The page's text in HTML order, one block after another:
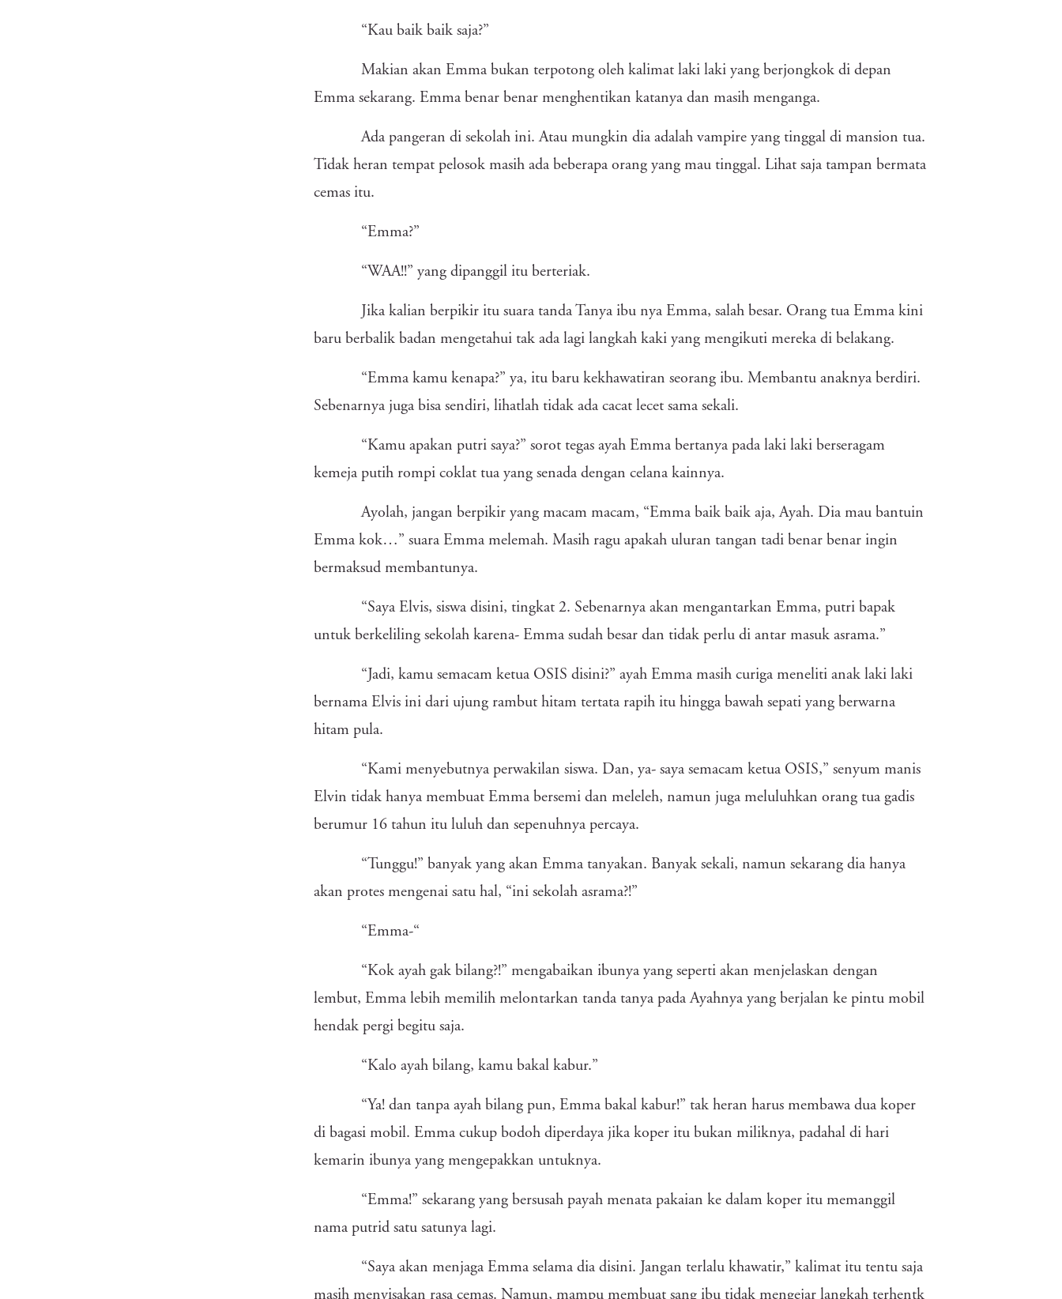
“Kau baik baik saja?”
Makian akan Emma bukan terpotong oleh kalimat laki laki yang berjongkok di depan
Emma sekarang. Emma benar benar menghentikan katanya dan masih menganga.
Ada pangeran di sekolah ini. Atau mungkin dia adalah vampire yang tinggal di mansion tua.
Tidak heran tempat pelosok masih ada beberapa orang yang mau tinggal. Lihat saja tampan bermata
cemas itu.
“Emma?”
“WAA!!” yang dipanggil itu berteriak.
Jika kalian berpikir itu suara tanda Tanya ibu nya Emma, salah besar. Orang tua Emma kini
baru berbalik badan mengetahui tak ada lagi langkah kaki yang mengikuti mereka di belakang.
“Emma kamu kenapa?” ya, itu baru kekhawatiran seorang ibu. Membantu anaknya berdiri.
Sebenarnya juga bisa sendiri, lihatlah tidak ada cacat lecet sama sekali.
“Kamu apakan putri saya?” sorot tegas ayah Emma bertanya pada laki laki berseragam
kemeja putih rompi coklat tua yang senada dengan celana kainnya.
Ayolah, jangan berpikir yang macam macam, “Emma baik baik aja, Ayah. Dia mau bantuin
Emma kok…” suara Emma melemah. Masih ragu apakah uluran tangan tadi benar benar ingin
bermaksud membantunya.
“Saya Elvis, siswa disini, tingkat 2. Sebenarnya akan mengantarkan Emma, putri bapak
untuk berkeliling sekolah karena- Emma sudah besar dan tidak perlu di antar masuk asrama.”
“Jadi, kamu semacam ketua OSIS disini?” ayah Emma masih curiga meneliti anak laki laki
bernama Elvis ini dari ujung rambut hitam tertata rapih itu hingga bawah sepati yang berwarna
hitam pula.
“Kami menyebutnya perwakilan siswa. Dan, ya- saya semacam ketua OSIS,” senyum manis
Elvin tidak hanya membuat Emma bersemi dan meleleh, namun juga meluluhkan orang tua gadis
berumur 16 tahun itu luluh dan sepenuhnya percaya.
“Tunggu!” banyak yang akan Emma tanyakan. Banyak sekali, namun sekarang dia hanya
akan protes mengenai satu hal, “ini sekolah asrama?!”
“Emma-“
“Kok ayah gak bilang?!” mengabaikan ibunya yang seperti akan menjelaskan dengan
lembut, Emma lebih memilih melontarkan tanda tanya pada Ayahnya yang berjalan ke pintu mobil
hendak pergi begitu saja.
“Kalo ayah bilang, kamu bakal kabur.”
“Ya! dan tanpa ayah bilang pun, Emma bakal kabur!” tak heran harus membawa dua koper
di bagasi mobil. Emma cukup bodoh diperdaya jika koper itu bukan miliknya, padahal di hari
kemarin ibunya yang mengepakkan untuknya.
“Emma!” sekarang yang bersusah payah menata pakaian ke dalam koper itu memanggil
nama putrid satu satunya lagi.
“Saya akan menjaga Emma selama dia disini. Jangan terlalu khawatir,” kalimat itu tentu saja
masih menyisakan rasa cemas. Namun, mampu membuat sang ibu tidak mengejar langkah terhentk